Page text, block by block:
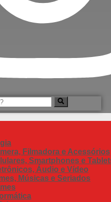
Filmadora e Acessórios
Smartphones e
Áudio e Vídeo
Músicas e Seriados